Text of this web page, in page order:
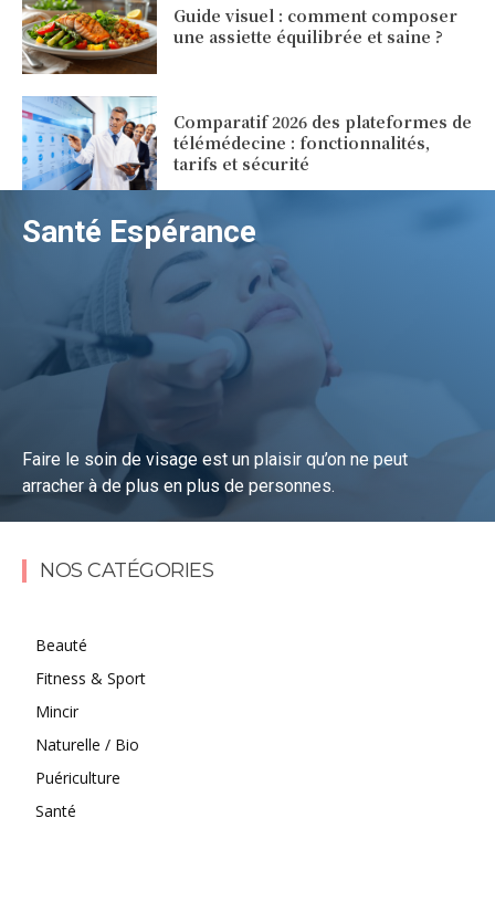
Guide visuel : comment composer
une assiette équilibrée et saine ?
Comparatif 2026 des plateformes de
télémédecine : fonctionnalités,
tarifs et sécurité
Santé Espérance
Faire le soin de visage est un plaisir qu’on ne peut
arracher à de plus en plus de personnes.
Lire la suite
NOS CATÉGORIES
Beauté
Fitness & Sport
Mincir
Naturelle / Bio
Puériculture
Santé